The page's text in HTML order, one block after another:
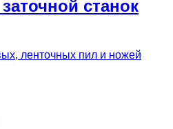
станок
ленточных пил и ножей